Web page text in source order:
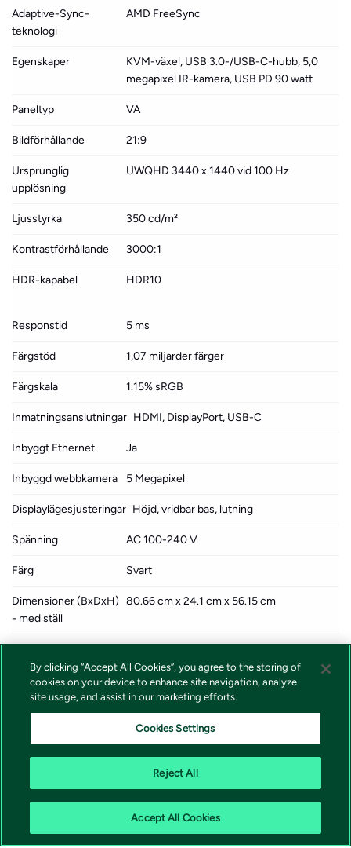
Adaptive-Sync-
teknologi
AMD FreeSync
Egenskaper
KVM-växel, USB 3.0-/USB-C-hubb, 5,0
megapixel IR-kamera, USB PD 90 watt
Paneltyp VA
Bildförhållande 21:9
Ursprunglig
upplösning
UWQHD 3440 x 1440 vid 100 Hz
Ljusstyrka 350 cd/m²
Kontrastförhållande 3000:1
HDR-kapabel HDR10
Responstid 5 ms
Färgstöd 1,07 miljarder färger
Färgskala 1.15% sRGB
Inmatningsanslutningar HDMI, DisplayPort, USB-C
Inbyggt Ethernet Ja
Inbyggd webbkamera 5 Megapixel
Displaylägesjusteringar Höjd, vridbar bas, lutning
Spänning AC 100-240 V
Färg Svart
Dimensioner (BxDxH)
- med ställ
80.66 cm x 24.1 cm x 56.15 cm
Vikt 8.1 kg
Miljöstandarder
TCO-certifierad, generation 10, för
displayer EPEAT Gold
HDCP 2.2, TUV Rheinland Intelligent Eye
Care Certification
By clicking “Accept All Cookies”, you agree to the storing of
cookies on your device to enhance site navigation, analyze
site usage, and assist in our marketing efforts.
Cookies Settings
Reject All
Accept All Cookies